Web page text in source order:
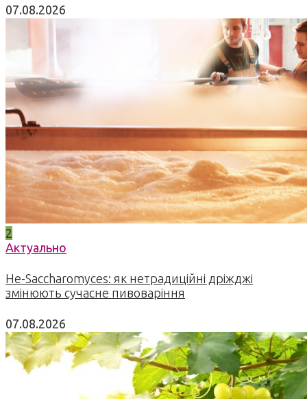
07.08.2026
2
Актуально
Не-Saccharomyces: як нетрадиційні дріжджі
змінюють сучасне пивоваріння
07.08.2026